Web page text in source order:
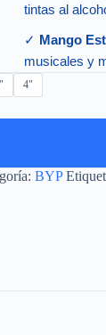
tintas al
✓ Mango
musicales y
4"
BYP